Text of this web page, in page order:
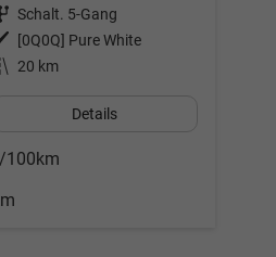
Getriebe Schalt. 5-Gang
Außenfarbe
[0Q0Q] Pure White
Kilometerstand 20 km
Details
100km